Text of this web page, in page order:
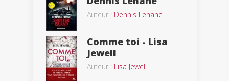
Auteur : Dennis Lehane
Comme toi - Lisa
Jewell
Auteur : Lisa Jewell